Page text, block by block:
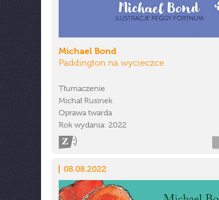
Michael Bond
Paddington na wycieczce
Tłumaczenie
Michał Rusinek
Oprawa twarda
Rok wydania: 2022
08.08.2022